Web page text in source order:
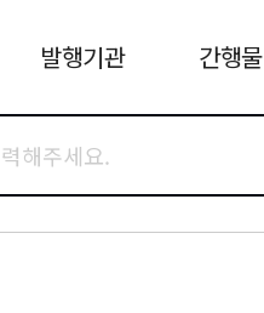
발행기관 간행물